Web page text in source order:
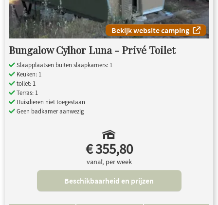
Bekijk website camping
Bungalow Cylhor Luna - Privé Toilet
Slaapplaatsen buiten slaapkamers: 1
Keuken: 1
toilet: 1
Terras: 1
Huisdieren niet toegestaan
Geen badkamer aanwezig
€ 355,80
vanaf, per week
Beschikbaarheid en prijzen